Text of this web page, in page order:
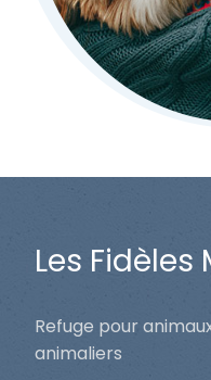
Les
Refuge pour
animaliers